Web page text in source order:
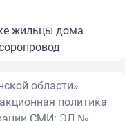
жильцы дома
области»
политика